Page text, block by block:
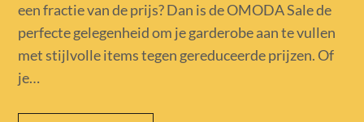
een fractie van de prijs? Dan is de OMODA Sale de
perfecte gelegenheid om je garderobe aan te vullen
met stijlvolle items tegen gereduceerde prijzen. Of
je…